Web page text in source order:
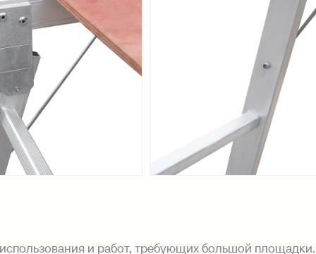
и работ, требующих большой площадки.